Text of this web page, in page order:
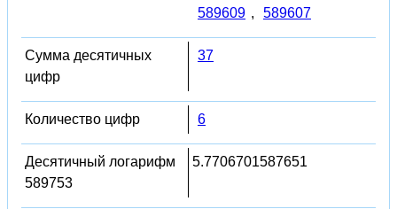
589609 , 589607
Сумма десятичных
цифр
37
Количество цифр 6
Десятичный логарифм
589753
5.7706701587651